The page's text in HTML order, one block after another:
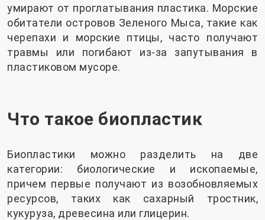
умирают от проглатывания пластика. Морские
обитатели островов Зеленого Мыса, такие как
черепахи и морские птицы, часто получают
травмы или погибают из-за запутывания в
пластиковом мусоре.
Что такое биопластик
Биопластики можно разделить на две
категории: биологические и ископаемые,
причем первые получают из возобновляемых
ресурсов, таких как сахарный тростник,
кукуруза, древесина или глицерин.